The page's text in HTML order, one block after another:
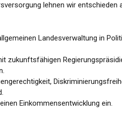
lehnen wir entschieden
Landesverwaltung in
zukunftsfähigen
Einkommensentwicklung ein.